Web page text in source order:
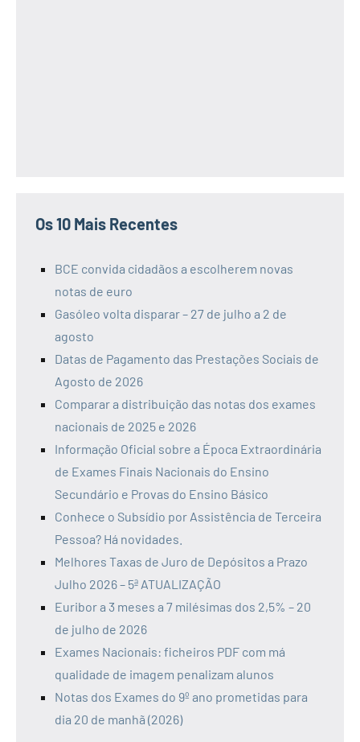
Os 10 Mais Recentes
BCE convida cidadãos a escolherem novas
notas de euro
Gasóleo volta disparar – 27 de julho a 2 de
agosto
Datas de Pagamento das Prestações Sociais de
Agosto de 2026
Comparar a distribuição das notas dos exames
nacionais de 2025 e 2026
Informação Oficial sobre a Época Extraordinária
de Exames Finais Nacionais do Ensino
Secundário e Provas do Ensino Básico
Conhece o Subsídio por Assistência de Terceira
Pessoa? Há novidades.
Melhores Taxas de Juro de Depósitos a Prazo
Julho 2026 – 5ª ATUALIZAÇÃO
Euribor a 3 meses a 7 milésimas dos 2,5% – 20
de julho de 2026
Exames Nacionais: ficheiros PDF com má
qualidade de imagem penalizam alunos
Notas dos Exames do 9º ano prometidas para
dia 20 de manhã (2026)